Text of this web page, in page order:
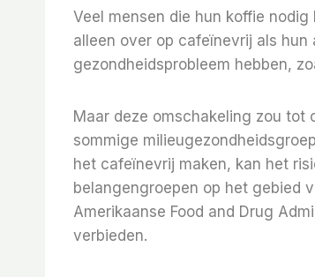
Veel mensen die hun koffie
alleen over op cafeïnevrij als
gezondheidsprobleem hebben,
Maar deze omschakeling zou tot
sommige
het cafeïnevrij maken, kan het
belangengroepen op het gebied
Amerikaanse Food and Drug
verbieden.